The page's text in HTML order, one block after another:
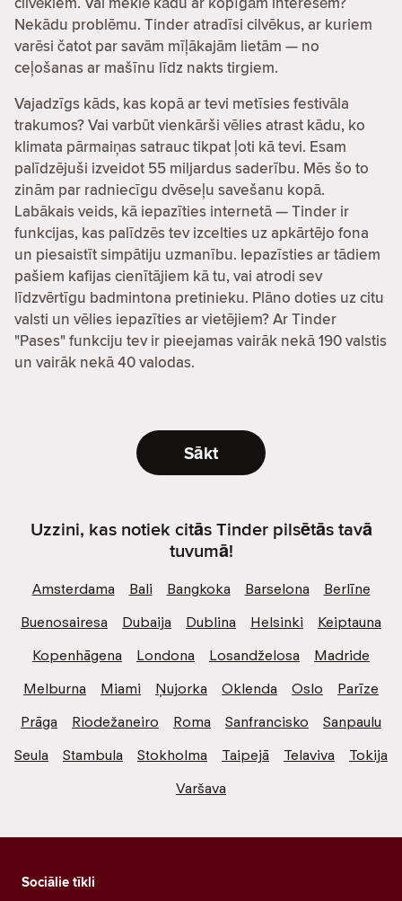
Nekādu problēmu. Tinder atradīsi cilvēkus, ar kuriem
varēsi čatot par savām mīļākajām lietām — no
ceļošanas ar mašīnu līdz nakts tirgiem.
Vajadzīgs kāds, kas kopā ar tevi metīsies festivāla
trakumos? Vai varbūt vienkārši vēlies atrast kādu, ko
klimata pārmaiņas satrauc tikpat ļoti kā tevi. Esam
palīdzējuši izveidot 55 miljardus saderību. Mēs šo to
zinām par radniecīgu dvēseļu savešanu kopā.
Labākais veids, kā iepazīties internetā — Tinder ir
funkcijas, kas palīdzēs tev izcelties uz apkārtējo fona
un piesaistīt simpātiju uzmanību. Iepazīsties ar tādiem
pašiem kafijas cienītājiem kā tu, vai atrodi sev
līdzvērtīgu badmintona pretinieku. Plāno doties uz citu
valsti un vēlies iepazīties ar vietējiem? Ar Tinder
"Pases" funkciju tev ir pieejamas vairāk nekā 190 valstis
un vairāk nekā 40 valodas.
Sākt
Uzzini, kas notiek citās Tinder pilsētās tavā
tuvumā!
Amsterdama Bali Bangkoka Barselona
Berlīne
Buenosairesa
Dubaija Dublina Helsinki
Keiptauna
Kopenhāgena
Londona Losandželosa
Madride
Melburna
Miami Ņujorka Oklenda Oslo
Parīze
Prāga
Riodežaneiro Roma Sanfrancisko
Sanpaulu
Seula
Stambula Stokholma Taipejā Telaviva
Tokija
Varšava
Sociālie tīkli